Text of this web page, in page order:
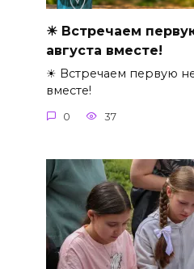
☀ Встречаем
августа вместе!
☀ Встречаем первую
вместе!
0 37